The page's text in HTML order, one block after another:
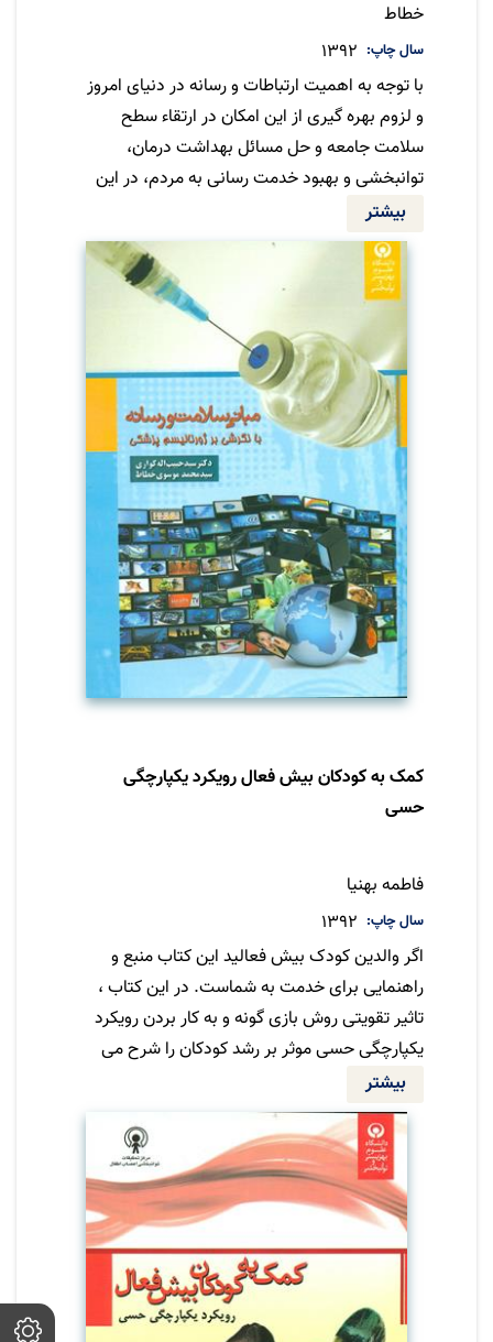
خطاط
سال چاپ
1392
با توجه به اهمیت ارتباطات و رسانه در دنیای امروز
و لزوم بهره گیری از این امکان در ارتقاء سطح
سلامت جامعه و حل مسائل بهداشت درمان،
توانبخشی و بهبود خدمت رسانی به مردم، در این
کتاب به مباحث زیر توجه خاص شده است: •
ارتباطات برون سازمانی و درون سازمانی، تعامل
موثر با بیمار و مددجو در واحدها و مراکز بهداشتی
درمانی و توانبخشی • ارتباطات و اطلاع رسانی در
زمان بحران و حوادث غیر مترقبه • تبلیغات
بهداشتی و استفاده بهینه از رسانه های مدرن در
این زمینه • ژورنالیسم پزشکی
بیشتر
کمک به کودکان بیش فعال رویکرد یکپارچگی
حسی
فاطمه بهنیا
سال چاپ
1392
اگر والدین کودک بیش فعالید این کتاب منبع و
راهنمایی برای خدمت به شماست. در این کتاب ،
تاثیر تقویتی روش بازی گونه و به کار بردن رویکرد
یکپارچگی حسی موثر بر رشد کودکان را شرح می
دهیم دراین باره بحث می کنیم که چگونه برای
والدین به کاربردن روش های این کتاب از منظری
که ممکن است با دید الان شما قدری متفاوت
باشد، لذت بخش تر است.
بیشتر